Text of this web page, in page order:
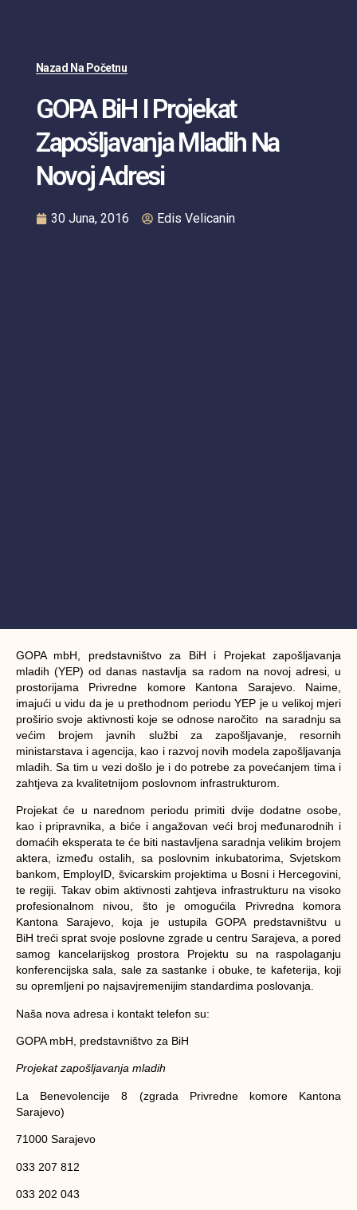
Nazad Na Početnu
GOPA BiH I Projekat
Zapošljavanja Mladih Na
Novoj Adresi
30 Juna, 2016 Edis Velicanin
GOPA mbH, predstavništvo za BiH i Projekat zapošljavanja
mladih (YEP) od danas nastavlja sa radom na novoj adresi, u
prostorijama Privredne komore Kantona Sarajevo. Naime,
imajući u vidu da je u prethodnom periodu YEP je u velikoj mjeri
proširio svoje aktivnosti koje se odnose naročito na saradnju sa
većim brojem javnih službi za zapošljavanje, resornih
ministarstava i agencija, kao i razvoj novih modela zapošljavanja
mladih. Sa tim u vezi došlo je i do potrebe za povećanjem tima i
zahtjeva za kvalitetnijom poslovnom infrastrukturom.
Projekat će u narednom periodu primiti dvije dodatne osobe,
kao i pripravnika, a biće i angažovan veći broj međunarodnih i
domaćih eksperata te će biti nastavljena saradnja velikim brojem
aktera, između ostalih, sa poslovnim inkubatorima, Svjetskom
bankom, EmployID, švicarskim projektima u Bosni i Hercegovini,
te regiji. Takav obim aktivnosti zahtjeva infrastrukturu na visoko
profesionalnom nivou, što je omogućila Privredna komora
Kantona Sarajevo, koja je ustupila GOPA predstavništvu u
BiH treći sprat svoje poslovne zgrade u centru Sarajeva, a pored
samog kancelarijskog prostora Projektu su na raspolaganju
konferencijska sala, sale za sastanke i obuke, te kafeterija, koji
su opremljeni po najsavjremenijim standardima poslovanja.
Naša nova adresa i kontakt telefon su:
GOPA mbH, predstavništvo za BiH
Projekat zapošljavanja mladih
La Benevolencije 8 (zgrada Privredne komore Kantona
Sarajevo)
71000 Sarajevo
033 207 812
033 202 043